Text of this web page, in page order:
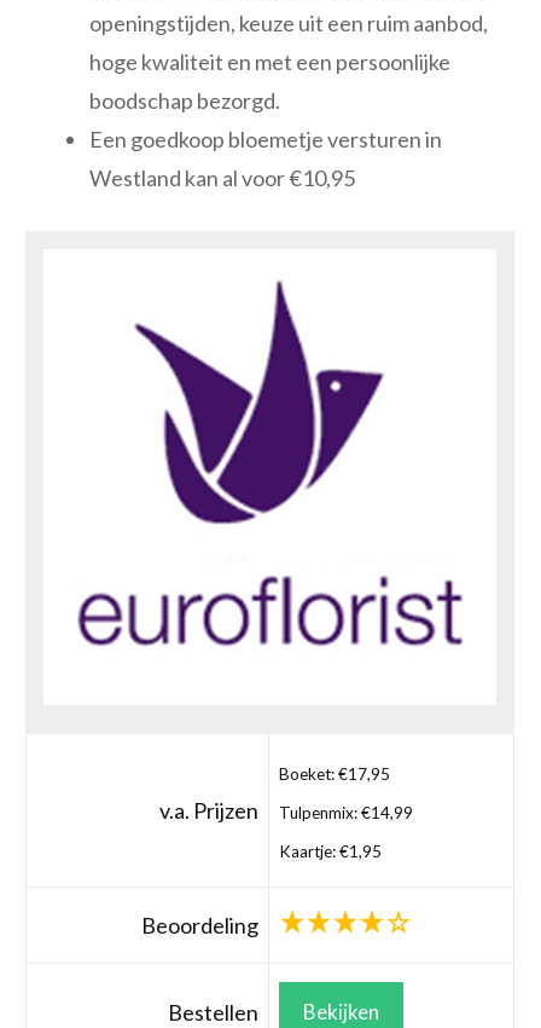
openingstijden, keuze uit een ruim aanbod,
hoge kwaliteit en met een persoonlijke
boodschap bezorgd.
Een goedkoop bloemetje versturen in
Westland kan al voor €10,95
v.a. Prijzen
Boeket: €17,95
Tulpenmix: €14,99
Kaartje: €1,95
Beoordeling
Bestellen Bekijken